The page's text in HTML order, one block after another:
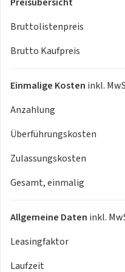
- Navigationsfunktion
Internet (Touchscreen-
- Abbiege- und
- Automatische
- Außenspiegel elektr.
- Fensterheber elektrisch
- Heckleuchten LED,
Rücksitz (inkl. i-Size-
vorn
- Matrix-LED-Scheinwerfer
- Notrufsystem
Bruttolistenpreis
Brutto Kaufpreis
Einmalige Kosten inkl.
Anzahlung
Überführungskosten
Zulassungskosten
Gesamt, einmalig
Allgemeine Daten inkl.
Leasingfaktor
Laufzeit